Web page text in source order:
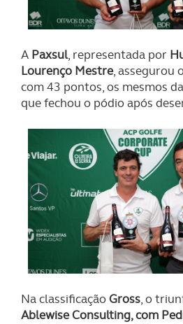
A Paxsul, representada por
Lourenço Mestre, assegurou
com 43 pontos, os mesmos da
que fechou o pódio após
Na classificaçãoGross, o
Ablewise Consulting, com